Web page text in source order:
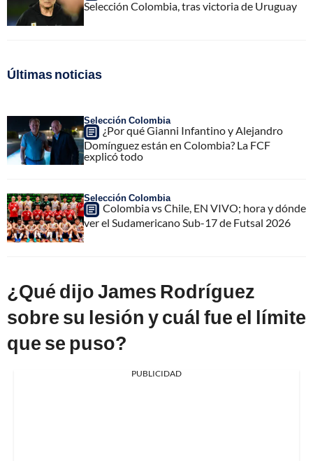
Selección Colombia, tras victoria de Uruguay
Últimas noticias
Selección Colombia
¿Por qué Gianni Infantino y Alejandro
Domínguez están en Colombia? La FCF
explicó todo
Selección Colombia
Colombia vs Chile, EN VIVO; hora y dónde
ver el Sudamericano Sub-17 de Futsal 2026
¿Qué dijo James Rodríguez
sobre su lesión y cuál fue el límite
que se puso?
PUBLICIDAD